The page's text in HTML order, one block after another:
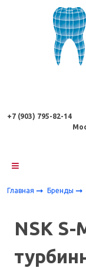
+7 (903) 795-82-14
Главная Бренды
NSK S-